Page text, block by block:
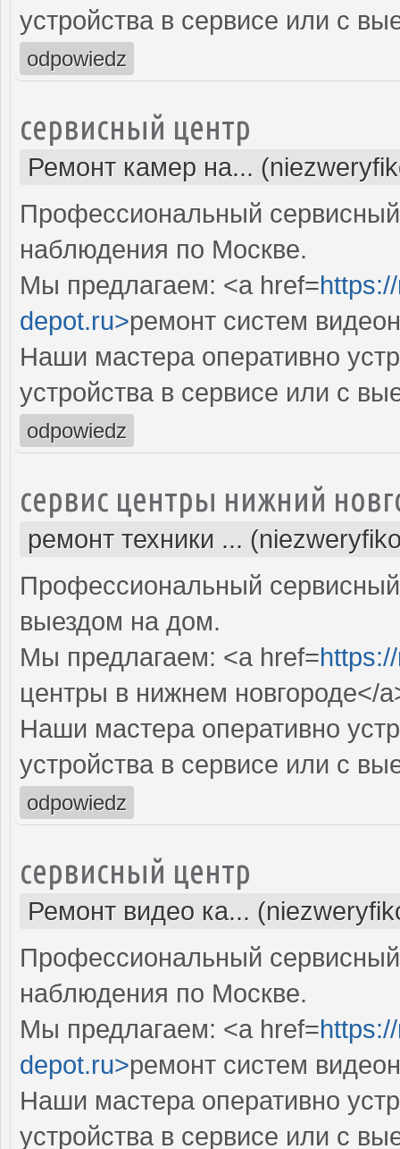
устройства в сервисе или с
odpowiedz
сервисный центр
Ремонт камер на...
Профессиональный
наблюдения по Москве.
Мы предлагаем: <a href=
depot.ru>ремонт систем
Наши мастера оперативно
устройства в сервисе или с
odpowiedz
сервис центры нижний
ремонт техники ...
Профессиональный
выездом на дом.
Мы предлагаем: <a href=
центры в нижнем новгороде</
Наши мастера оперативно
устройства в сервисе или с
odpowiedz
сервисный центр
Ремонт видео ка...
Профессиональный
наблюдения по Москве.
Мы предлагаем: <a href=
depot.ru>ремонт систем
Наши мастера оперативно
устройства в сервисе или с